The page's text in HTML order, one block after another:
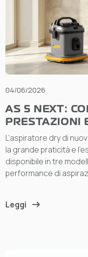
04/06/2026
AS 5 NEXT:
PRESTAZIONI
L’aspiratore dry di
la grande praticità e
disponibile in tre
performance di
Leggi